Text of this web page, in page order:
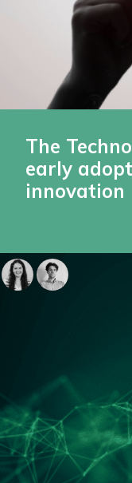
The
early
innovation